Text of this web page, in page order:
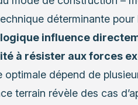
déterminante
influence
à résister aux forces
optimale dépend de
terrain révèle des cas